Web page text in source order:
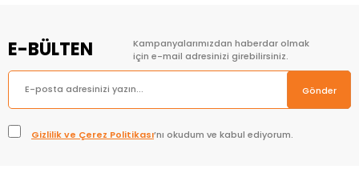
E-BÜLTEN
Kampanyalarımızdan haberdar olmak
için e-mail adresinizi girebilirsiniz.
Gönder
Gizlilik ve Çerez Politikası’nı okudum ve kabul ediyorum.